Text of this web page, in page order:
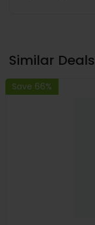
Similar Deals
Save 66%